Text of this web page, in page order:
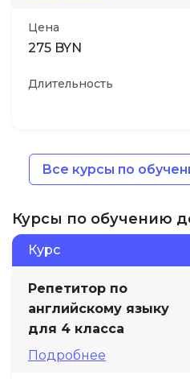
Цена
275 BYN
Длительность
Все курсы по
Курсы по обучению
Курс
Репетитор по
английскому языку
для 4 класса
Подробнее